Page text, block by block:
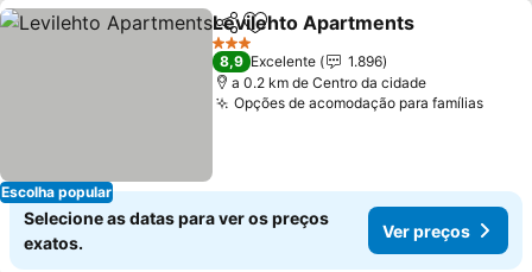
Escolha popular
PartilharAdicionar aos favoritos
Levilehto Apartments
3 Estrelas
8,9 Excelente
1.896
a 0.2 km de Centro da cidade
Opções de acomodação para famíliasVer
Selecione as datas para ver os preços
exatos.
Ver preços